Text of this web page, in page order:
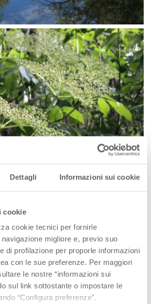
Dettagli Informazioni sui cookie
cookie
cookie tecnici per fornirle
navigazione migliore e, previo suo
di profilazione per proporle informazioni
con le sue preferenze. Per maggiori
le nostre “informazioni sui
sul link sottostante o impostare le
“Configura preferenze”.